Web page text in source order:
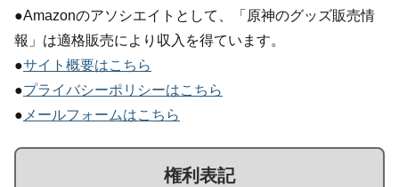
●Amazonのアソシエイトとして、「原神のグッズ販売情
報」は適格販売により収入を得ています。
●サイト概要はこちら
●プライバシーポリシーはこちら
● メールフォームはこちら
権利表記